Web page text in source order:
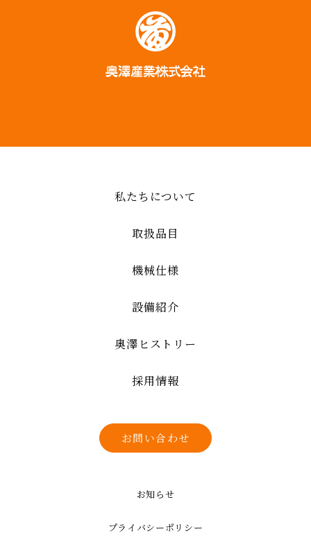
私たちについて
取扱品目
機械仕様
設備紹介
奥澤ヒストリー
採用情報
お問い合わせ
お知らせ
プライバシーポリシー